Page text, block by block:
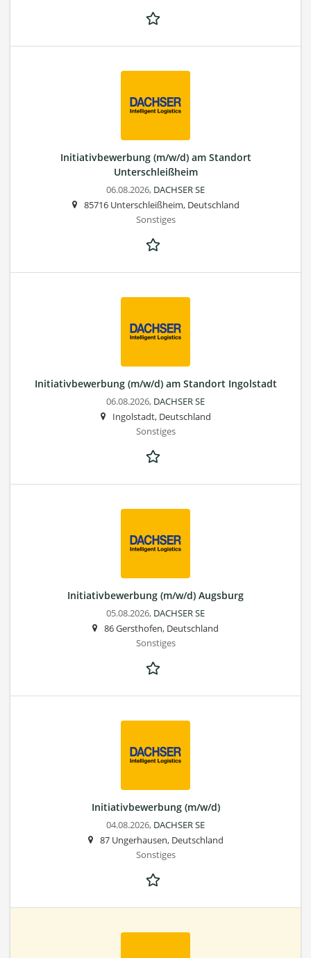
Initiativbewerbung (m/w/d) am Standort
Unterschleißheim
06.08.2026, DACHSER SE
85716 Unterschleißheim, Deutschland
Sonstiges
Initiativbewerbung (m/w/d) am Standort Ingolstadt
06.08.2026, DACHSER SE
Ingolstadt, Deutschland
Sonstiges
Initiativbewerbung (m/w/d) Augsburg
05.08.2026, DACHSER SE
86 Gersthofen, Deutschland
Sonstiges
Initiativbewerbung (m/w/d)
04.08.2026, DACHSER SE
87 Ungerhausen, Deutschland
Sonstiges